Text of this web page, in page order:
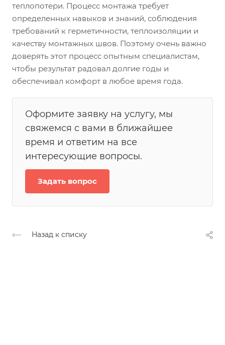
теплопотери. Процесс монтажа требует
определенных навыков и знаний, соблюдения
требований к герметичности, теплоизоляции и
качеству монтажных швов. Поэтому очень важно
доверять этот процесс опытным специалистам,
чтобы результат радовал долгие годы и
обеспечивал комфорт в любое время года.
Оформите заявку на услугу, мы
свяжемся с вами в ближайшее
время и ответим на все
интересующие вопросы.
Задать вопрос
Назад к списку